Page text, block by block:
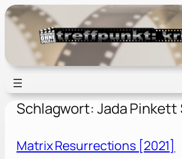
Zum
Inhalt
springen
Schlagwort: Jada Pinkett
Matrix Resurrections [2021]